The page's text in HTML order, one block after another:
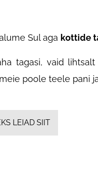
Sul aga kottide
tagasi, vaid
poole teele pani
LEIAD SIIT